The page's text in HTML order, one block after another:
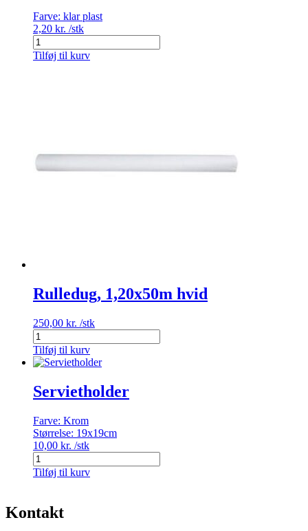
Farve: klar plast
2,20 kr. /stk
Dugholder
antal
Tilføj til kurv
Rulledug, 1,20x50m hvid
250,00 kr. /stk
Rulledug,
1,20x50m
hvid
Tilføj til kurv
Servietholder
Farve: Krom
Størrelse: 19x19cm
10,00 kr. /stk
Servietholder
antal
Tilføj til kurv
Kontakt